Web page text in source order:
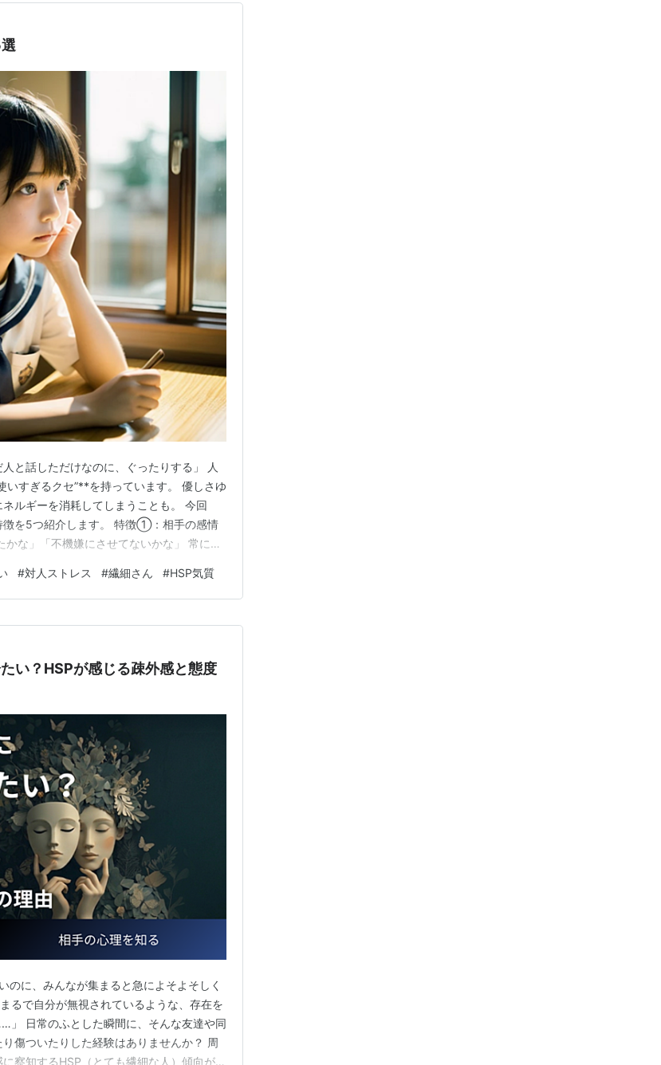
と話しただけなのに、ぐったりする」 人
すぎるクセ”**を持っています。 優しさゆ
ルギーを消耗してしまうことも。 今回
徴を5つ紹介します。 特徴①：相手の感情
な」「不機嫌にさせてないかな」 常に相
な」と思ってしまう。 その結果、自分の
沈黙…
#対人ストレス #繊細さん #HSP気質
い？HSPが感じる疎外感と態度
のに、みんなが集まると急によそよそしく
るで自分が無視されているような、存在を
」 日常のふとした瞬間に、そんな友達や同
傷ついたりした経験はありませんか？ 周
察知するHSP（とても繊細な人）傾向があ